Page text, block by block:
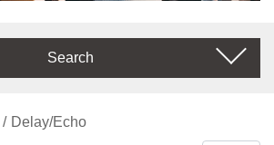
Search
Delay/Echo